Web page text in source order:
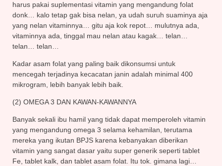
harus pakai suplementasi vitamin yang mengandung folat
donk… kalo tetap gak bisa nelan, ya udah suruh suaminya aja
yang nelan vitaminnya… gitu aja kok repot… mulutnya ada,
vitaminnya ada, tinggal mau nelan atau kagak… telan…
telan… telan…
Kadar asam folat yang paling baik dikonsumsi untuk
mencegah terjadinya kecacatan janin adalah minimal 400
mikrogram, lebih banyak lebih baik.
(2) OMEGA 3 DAN KAWAN-KAWANNYA
Banyak sekali ibu hamil yang tidak dapat memperoleh vitamin
yang mengandung omega 3 selama kehamilan, terutama
mereka yang ikutan BPJS karena kebanyakan diberikan
vitamin yang sangat dasar yaitu super generik seperti tablet
Fe, tablet kalk, dan tablet asam folat. Itu tok. gimana lagi…